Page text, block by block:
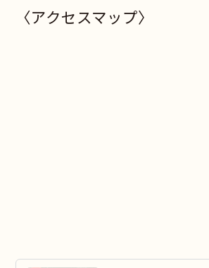
〈アクセスマップ〉